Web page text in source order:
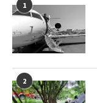
1
2